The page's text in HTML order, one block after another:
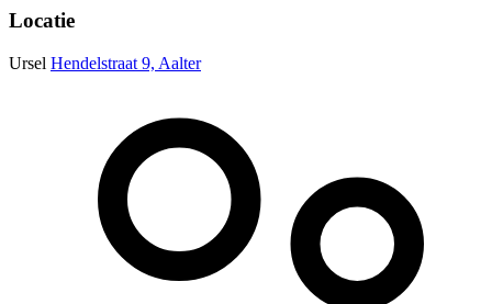
Locatie
Ursel Hendelstraat 9, Aalter